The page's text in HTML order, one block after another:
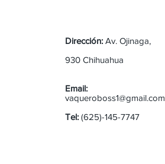
Dirección: Av. Ojinaga,
930 Chihuahua
Email:
vaqueroboss1@gmail.com
Tel: (625)-145-7747